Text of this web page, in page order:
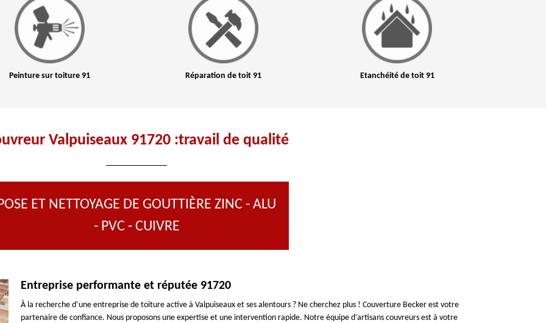
Peinture sur toiture 91 Réparation de toit 91 Etanchéité de toit 91
Valpuiseaux 91720 :travail de qualité
ET NETTOYAGE DE GOUTTIÈRE ZINC - ALU
- PVC - CUIVRE
Entreprise performante et réputée 91720
À la recherche d’une entreprise de toiture active à Valpuiseaux et ses alentours ? Ne cherchez plus ! Couverture Becker est votre
partenaire de confiance. Nous proposons une expertise et une intervention rapide. Notre équipe d’artisans couvreurs est à votre